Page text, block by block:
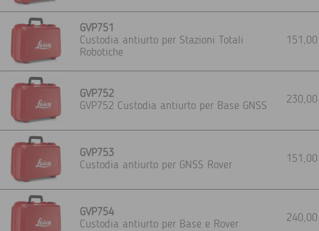
GVP751
Custodia antiurto per Stazioni Totali
Robotiche
GVP752
GVP752 Custodia antiurto per Base GNSS
GVP753
Custodia antiurto per GNSS Rover
GVP754
Custodia antiurto per Base e Rover